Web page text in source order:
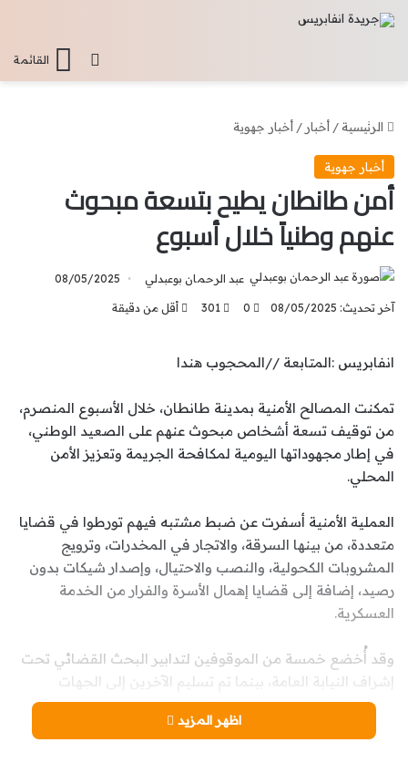
القائمةتسجيل
الرئيسية/ أخبار / أخبار جهوية
أخبار جهوية
أمن طانطان يطيح بتسعة مبحوث
عنهم وطنياً خلال أسبوع
عبد الرحمان بوعبدلي 08/05/2025
آخر تحديث: 08/05/2025 0
301 أقل من دقيقة
انفابريس :المتابعة //المحجوب هندا
تمكنت المصالح الأمنية بمدينة طانطان، خلال الأسبوع المنصرم،
من توقيف تسعة أشخاص مبحوث عنهم على الصعيد الوطني،
في إطار مجهوداتها اليومية لمكافحة الجريمة وتعزيز الأمن
المحلي.
العملية الأمنية أسفرت عن ضبط مشتبه فيهم تورطوا في قضايا
متعددة، من بينها السرقة، والاتجار في المخدرات، وترويج
المشروبات الكحولية، والنصب والاحتيال، وإصدار شيكات بدون
رصيد، إضافة إلى قضايا إهمال الأسرة والفرار من الخدمة
العسكرية.
وقد أُخضع خمسة من الموقوفين لتدابير البحث القضائي تحت
إشراف النيابة العامة، بينما تم تسليم الآخرين إلى الجهات
المختصة لاستكمال الإجراءات القانونية.
اظهر المزيد